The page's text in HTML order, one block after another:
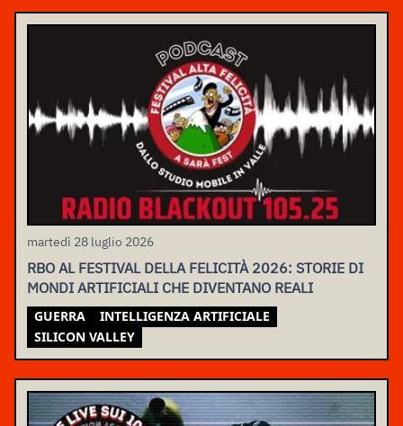
martedì 28 luglio 2026
RBO AL FESTIVAL DELLA FELICITÀ 2026: STORIE DI
MONDI ARTIFICIALI CHE DIVENTANO REALI
GUERRA
INTELLIGENZA ARTIFICIALE
SILICON VALLEY